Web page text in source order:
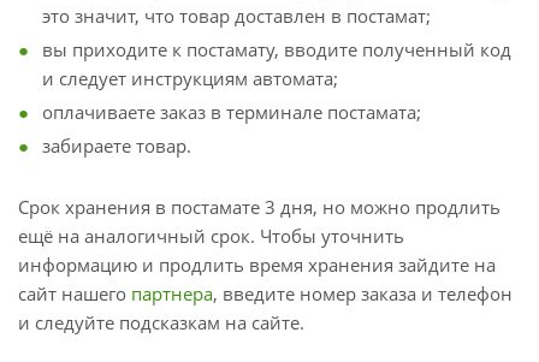
это значит, что товар доставлен в постамат;
вы приходите к постамату, вводите полученный код
и следует инструкциям автомата;
оплачиваете заказ в терминале постамата;
забираете товар.
Срок хранения в постамате 3 дня, но можно продлить
ещё на аналогичный срок. Чтобы уточнить
информацию и продлить время хранения зайдите на
сайт нашего партнера, введите номер заказа и телефон
и следуйте подсказкам на сайте.